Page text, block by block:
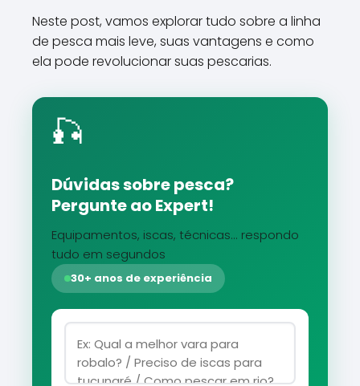
Neste post, vamos explorar tudo sobre a linha
de pesca mais leve, suas vantagens e como
ela pode revolucionar suas pescarias.
🎣
Dúvidas sobre pesca?
Pergunte ao Expert!
Equipamentos, iscas, técnicas... respondo
tudo em segundos
30+ anos de experiência